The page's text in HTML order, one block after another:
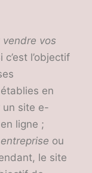
vendre vos
c’est l’objectif
en
un site e-
ligne ;
ou
le site